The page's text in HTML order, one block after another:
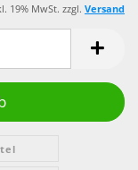
19% MwSt. zzgl. Versand